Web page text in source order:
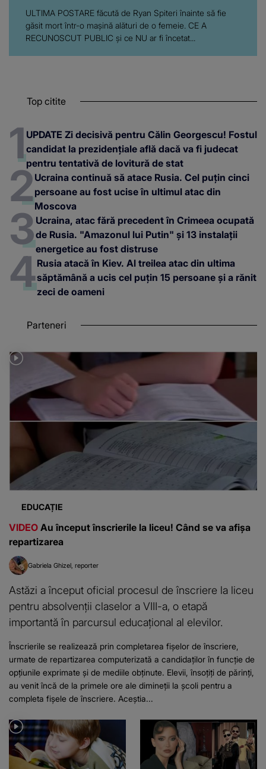
ULTIMA POSTARE făcută de Ryan Spiteri înainte să fie
găsit mort într-o maşină alături de o femeie. CE A
RECUNOSCUT PUBLIC şi ce NU ar fi încetat...
Top citite
UPDATE Zi decisivă pentru Călin Georgescu! Fostul
candidat la prezidențiale află dacă va fi judecat
pentru tentativă de lovitură de stat
Ucraina continuă să atace Rusia. Cel puțin cinci
persoane au fost ucise în ultimul atac din
Moscova
Ucraina, atac fără precedent în Crimeea ocupată
de Rusia. "Amazonul lui Putin" și 13 instalații
energetice au fost distruse
Rusia atacă în Kiev. Al treilea atac din ultima
săptămână a ucis cel puțin 15 persoane și a rănit
zeci de oameni
Parteneri
EDUCAȚIE
VIDEO Au început înscrierile la liceu! Când se va afișa
repartizarea
Gabriela Ghizel reporter
Astăzi a început oficial procesul de înscriere la liceu
pentru absolvenții claselor a VIII-a, o etapă
importantă în parcursul educațional al elevilor.
Înscrierile se realizează prin completarea fișelor de înscriere,
urmate de repartizarea computerizată a candidaților în funcție de
opțiunile exprimate și de mediile obținute. Elevii, însoțiți de părinți,
au venit încă de la primele ore ale dimineții la școli pentru a
completa fișele de înscriere. Aceștia...